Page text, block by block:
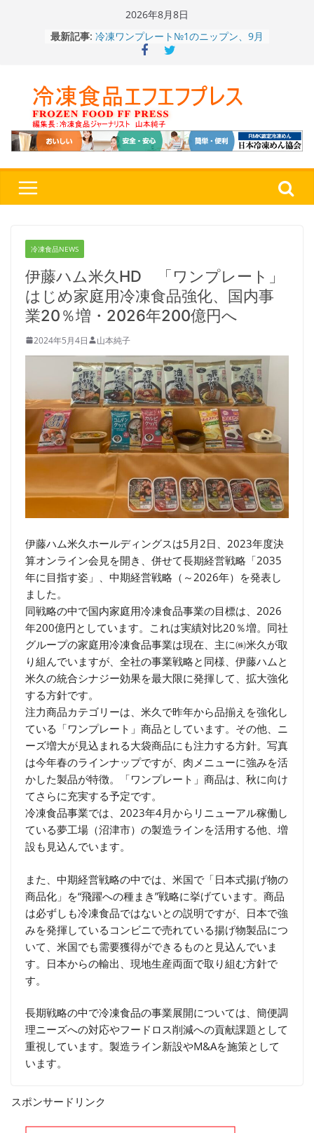
2026年8月8日
最新記事: 冷凍ワンプレート№1のニップン、9月
から新ブランド『ニップン、彩りごは
ストアで作者にご挨拶、新作”れいと
うこ～こ～”を知る
「CHEESE WONDER」5周年～夏に限
定さわやかフレーバー「CHEESE
WONDER YELLOW」復刻発売中
「同 肉うどん」
冷凍食品NEWS
伊藤ハム米久HD 「ワンプレート」
はじめ家庭用冷凍食品強化、国内事
業20％増・2026年200億円へ
2024年5月4日 山本純子
伊藤ハム米久ホールディングスは5月2日、2023年度決
算オンライン会見を開き、併せて長期経営戦略「2035
年に目指す姿」、中期経営戦略（～2026年）を発表し
ました。
同戦略の中で国内家庭用冷凍食品事業の目標は、2026
年200億円としています。これは実績対比20％増。同社
グループの家庭用冷凍食品事業は現在、主に㈱米久が取
り組んでいますが、全社の事業戦略と同様、伊藤ハムと
米久の統合シナジー効果を最大限に発揮して、拡大強化
する方針です。
注力商品カテゴリーは、米久で昨年から品揃えを強化し
ている「ワンプレート」商品としています。その他、ニ
ーズ増大が見込まれる大袋商品にも注力する方針。写真
は今年春のラインナップですが、肉メニューに強みを活
かした製品が特徴。「ワンプレート」商品は、秋に向け
てさらに充実する予定です。
冷凍食品事業では、2023年4月からリニューアル稼働し
ている夢工場（沼津市）の製造ラインを活用する他、増
設も見込んでいます。
また、中期経営戦略の中では、米国で「日本式揚げ物の
商品化」を“飛躍への種まき”戦略に挙げています。商品
は必ずしも冷凍食品ではないとの説明ですが、日本で強
みを発揮しているコンビニで売れている揚げ物製品につ
いて、米国でも需要獲得ができるものと見込んでいま
す。日本からの輸出、現地生産両面で取り組む方針で
す。
長期戦略の中で冷凍食品の事業展開については、簡便調
理ニーズへの対応やフードロス削減への貢献課題として
重視しています。製造ライン新設やM&Aを施策として
います。
スポンサードリンク